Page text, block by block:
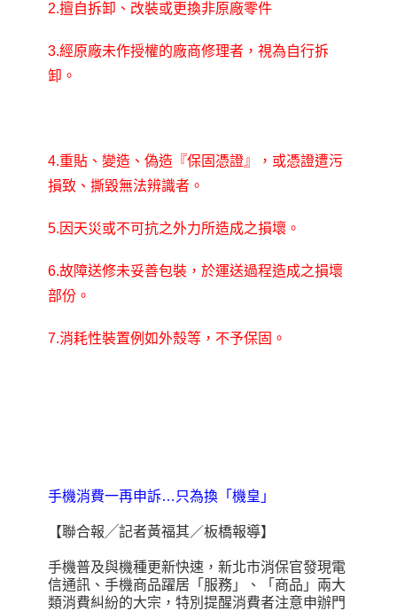
2.擅自拆卸、改裝或更換非原廠零件
3.經原廠未作授權的廠商修理者，視為自行拆
卸。
4.重貼、變造、偽造『保固憑證』，或憑證遭污
損致、撕毀無法辨識者。
5.因天災或不可抗之外力所造成之損壞。
6.故障送修未妥善包裝，於運送過程造成之損壞
部份。
7.消耗性裝置例如外殼等，不予保固。
手機消費一再申訴…只為換「機皇」
【聯合報╱記者黃福其／板橋報導】
手機普及與機種更新快速，新北市消保官發現電
信通訊、手機商品躍居「服務」、「商品」兩大
類消費糾紛的大宗，特別提醒消費者注意申辦門